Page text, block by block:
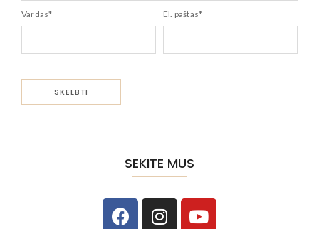
Vardas* El. paštas*
SEKITE MUS